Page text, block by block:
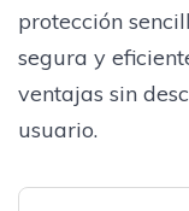
protección
segura y
ventajas sin
usuario.